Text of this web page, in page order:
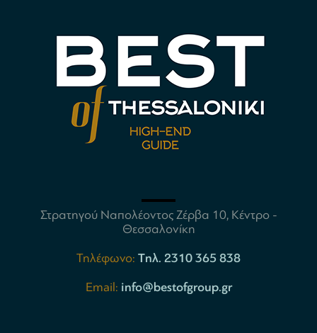
Στρατηγού Ναπολέοντος Ζέρβα 10, Κέντρο -
Θεσσαλονίκη
Τηλέφωνο: Tηλ. 2310 365 838
Email: info@bestofgroup.gr